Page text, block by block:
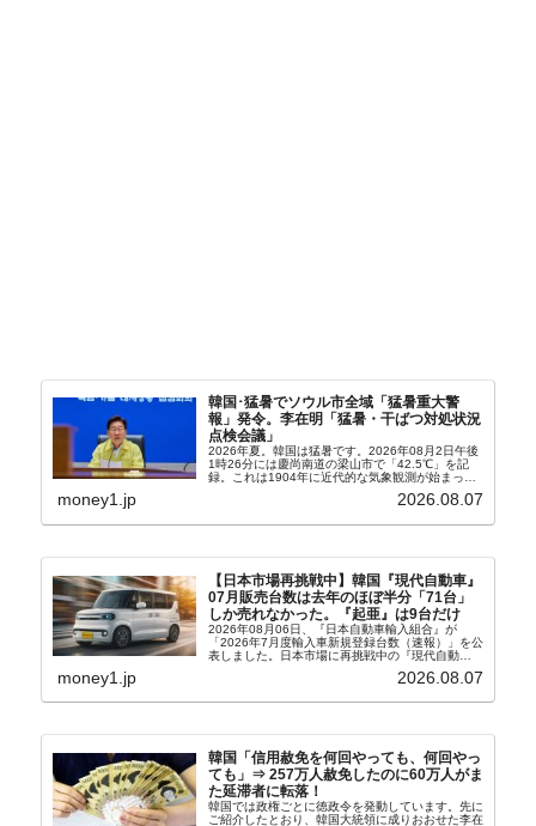
韓国･猛暑でソウル市全域「猛暑重大警
報」発令。李在明「猛暑・干ばつ対処状況
点検会議」
2026年夏。韓国は猛暑です。2026年08月2日午後
1時26分には慶尚南道の梁山市で「42.5℃」を記
録。これは1904年に近代的な気象観測が始まって
ウル市全域への「猛暑重大警報」が発令され...
money1.jp 2026.08.07
【日本市場再挑戦中】韓国『現代自動車』
07月販売台数は去年のほぼ半分「71台」
しか売れなかった。『起亜』は9台だけ
2026年08月06日、『日本自動車輸入組合』が
「2026年7月度輸入車新規登録台数（速報）」を公
表しました。日本市場に再挑戦中の『現代自動
台数はこの中に捉えられているはずです。先月から
money1.jp 2026.08.07
韓国「信用赦免を何回やっても、何回やっ
ても」⇒ 257万人赦免したのに60万人がま
た延滞者に転落！
韓国では政権ごとに徳政令を発動しています。先に
ご紹介したとおり、韓国大統領に成りおおせた李在